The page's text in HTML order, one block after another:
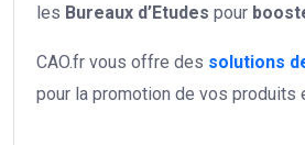
les Bureaux d’Etudes pour
CAO.fr vous offre des solutions
pour la promotion de vos produits